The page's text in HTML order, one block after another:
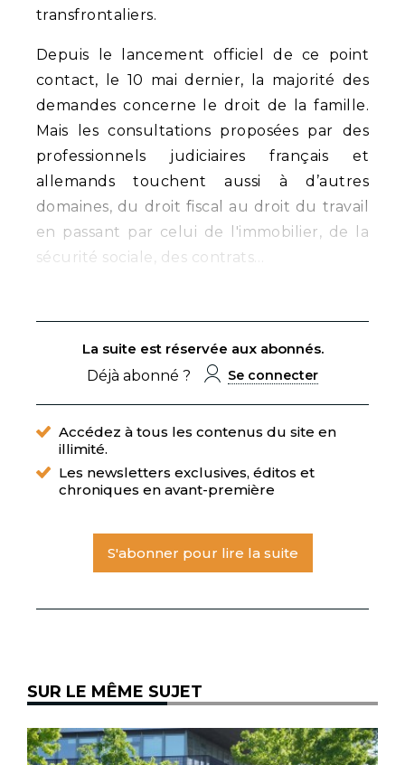
transfrontaliers.
Depuis le lancement officiel de ce point
contact, le 10 mai dernier, la majorité des
demandes concerne le droit de la famille.
Mais les consultations proposées par des
professionnels judiciaires français et
allemands touchent aussi à d’autres
domaines, du droit fiscal au droit du travail
en passant par celui de l'immobilier, de la
sécurité sociale, des contrats…
La suite est réservée aux abonnés.
Déjà abonné ?
Se connecter
Accédez à tous les contenus du site en
illimité.
Les newsletters exclusives, éditos et
chroniques en avant-première
S'abonner pour lire la suite
SUR LE MÊME SUJET